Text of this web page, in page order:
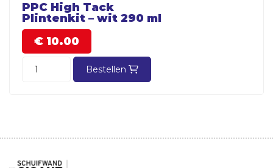
PPC High Tack
Plintenkit – wit 290 ml
€ 10.00
Bestellen